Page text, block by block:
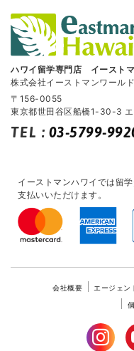
ハワイ留学専門店 イースト
株式会社イーストマンワールド
〒156-0055
東京都世田谷区船橋1-30-3 エ
TEL : 03-5799-
イーストマンハワイでは留
支払いいただけます。
会社概要 エージェン